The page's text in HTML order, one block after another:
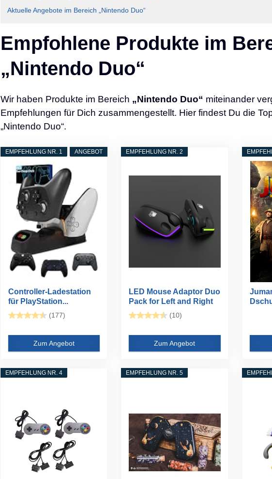
Aktuelle Angebote im Bereich „Nintendo Duo“
Empfohlene Produkte im
„Nintendo Duo“
Wir haben Produkte im Bereich „Nintendo Duo“ miteinander
Empfehlungen für Dich zusammengestellt. Hier findest Du die
„Nintendo Duo“.
ANGEBOT
EMPFEHLUNG NR. 1
Controller-Ladestation
für PlayStation...
(177)
Zum Angebot
EMPFEHLUNG NR. 2
LED Mouse Adaptor Duo
Pack for Left and Right
Hand...
(10)
Zum Angebot
EMPFEHLUNG NR. 4 EMPFEHLUNG NR. 5